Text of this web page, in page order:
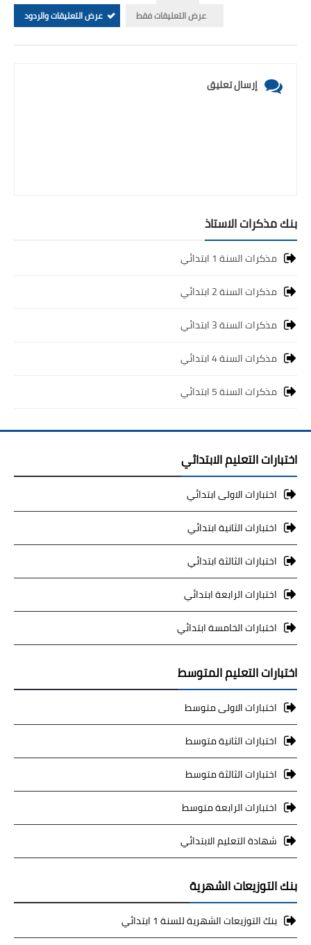
عرض التعليقات فقط
عرض التعليقات والردود
إرسال تعليق
بنك مذكرات الاستاذ
مذكرات السنة 1 ابتدائي
مذكرات السنة 2 ابتدائي
مذكرات السنة 3 ابتدائي
مذكرات السنة 4 ابتدائي
مذكرات السنة 5 ابتدائي
اختبارات التعليم الابتدائي
اختبارات الاولى ابتدائي
اختبارات الثانية ابتدائي
اختبارات الثالثة ابتدائي
اختبارات الرابعة ابتدائي
اختبارات الخامسة ابتدائي
اختبارات التعليم المتوسط
اختبارات الاولى متوسط
اختبارات الثانية متوسط
اختبارات الثالثة متوسط
اختبارات الرابعة متوسط
شهادة التعليم الابتدائي
بنك التوزيعات الشهرية
بنك التوزيعات الشهرية للسنة 1 ابتدائي